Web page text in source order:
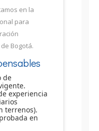
en la
para
Bogotá.
de
experiencia
terrenos).
en